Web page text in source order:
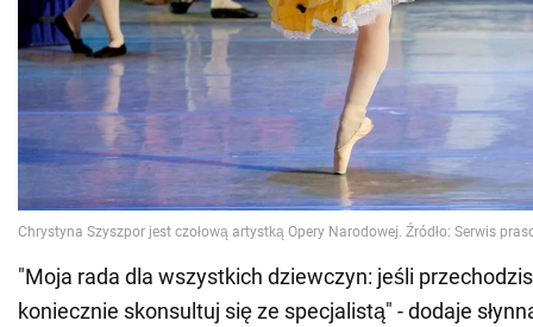
"Moja rada dla wszystkich dziewczyn: jeśli
koniecznie skonsultuj się ze specjalistą" - dodaje